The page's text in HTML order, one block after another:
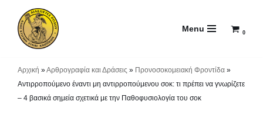
Μεταπηδήστε
Menu 0
Αρχική »Αρθρογραφία και Δράσεις » Προνοσοκομειακή Φροντίδα »
Αντιρροπούμενο έναντι μη αντιρροπούμενου σοκ: τι πρέπει να γνωρίζετε
– 4 βασικά σημεία σχετικά με την Παθοφυσιολογία του σοκ